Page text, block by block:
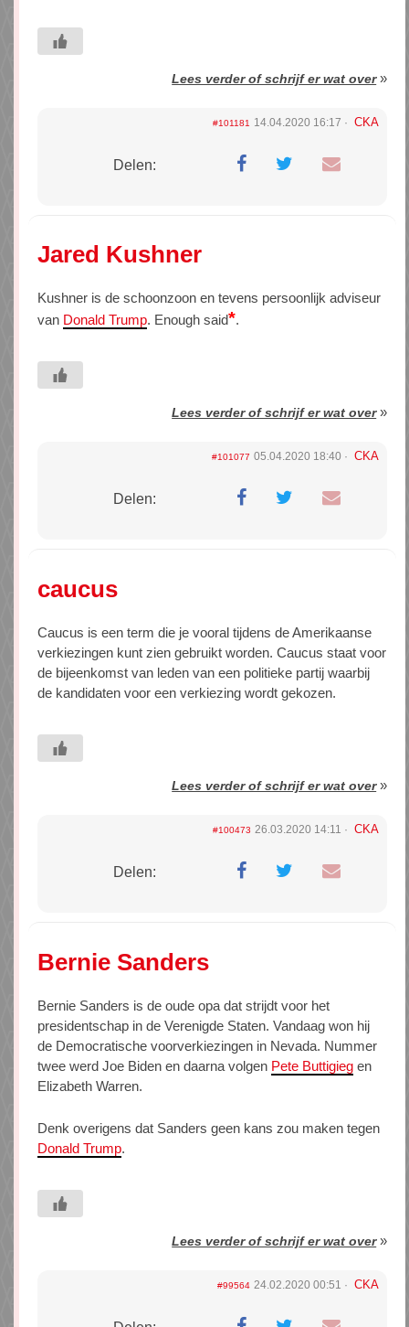
Lees verder of schrijf er wat over»
#101181 14.04.2020 16:17 CKA
Delen:
Jared Kushner
Kushner is de schoonzoon en tevens persoonlijk adviseur
van Donald Trump. Enough said*.
Lees verder of schrijf er wat over»
#101077 05.04.2020 18:40 CKA
Delen:
caucus
Caucus is een term die je vooral tijdens de Amerikaanse
verkiezingen kunt zien gebruikt worden. Caucus staat voor
de bijeenkomst van leden van een politieke partij waarbij
de kandidaten voor een verkiezing wordt gekozen.
Lees verder of schrijf er wat over»
#100473 26.03.2020 14:11 CKA
Delen:
Bernie Sanders
Bernie Sanders is de oude opa dat strijdt voor het
presidentschap in de Verenigde Staten. Vandaag won hij
de Democratische voorverkiezingen in Nevada. Nummer
twee werd Joe Biden en daarna volgen Pete Buttigieg en
Elizabeth Warren.
Denk overigens dat Sanders geen kans zou maken tegen
Donald Trump.
Lees verder of schrijf er wat over»
#99564 24.02.2020 00:51 CKA